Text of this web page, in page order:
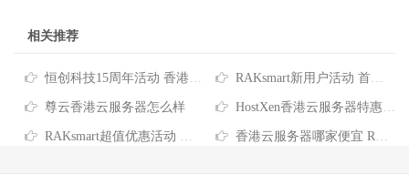
相关推荐
恒创科技15周年活动 香港云服务器4折仅需73元/月 香港服务器低至390元/月 RAKsmart新用户活动 首单超值6.5折 香港云服务器仅需$3.99
尊云香港云服务器怎么样 HostXen香港云服务器特惠 2核/6GB/40GB/10M配置仅需70元/月
RAKsmart超值优惠活动 香港云服务器5折优惠 价格低至$4.36起/月 香港云服务器哪家便宜 RAKsmart香港云服务器推荐